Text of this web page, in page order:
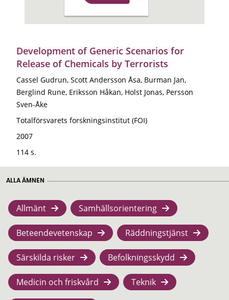
Development of Generic Scenarios for
Release of Chemicals by Terrorists
Cassel Gudrun, Scott Andersson Åsa, Burman Jan,
Berglind Rune, Eriksson Håkan, Holst Jonas, Persson
Sven-Åke
Totalförsvarets forskningsinstitut (FOI)
2007
114 s.
ALLA ÄMNEN
Allmänt Samhällsorientering
Beteendevetenskap Räddningstjänst
Särskilda risker Befolkningsskydd
Medicin och friskvård Teknik